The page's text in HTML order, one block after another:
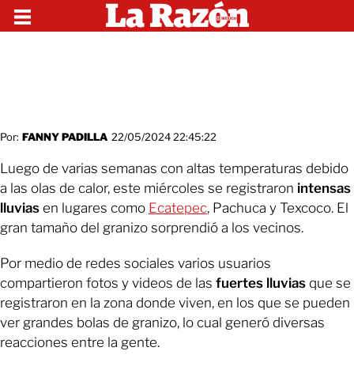
Por: FANNY PADILLA 22/05/2024 22:45:22
Luego de varias semanas con altas temperaturas debido
a las olas de calor, este miércoles se registraron intensas
lluvias en lugares como Ecatepec, Pachuca y Texcoco. El
gran tamaño del granizo sorprendió a los vecinos.
Por medio de redes sociales varios usuarios
compartieron fotos y videos de las fuertes lluvias que se
registraron en la zona donde viven, en los que se pueden
ver grandes bolas de granizo, lo cual generó diversas
reacciones entre la gente.